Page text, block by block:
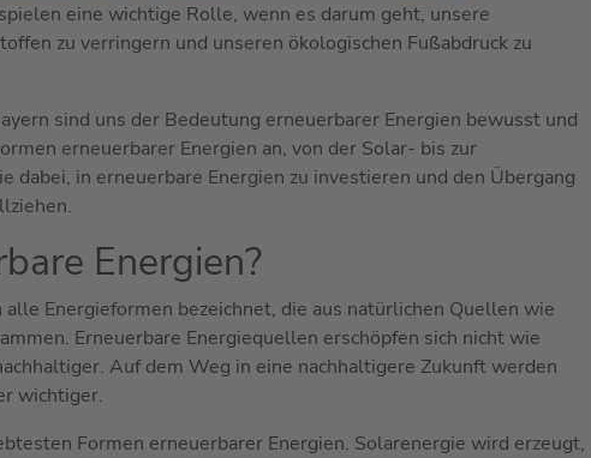
eine wichtige Rolle, wenn es darum geht, unsere
zu verringern und unseren ökologischen Fußabdruck zu
sind uns der Bedeutung erneuerbarer Energien bewusst und
erneuerbarer Energien an, von der Solar- bis zur
in erneuerbare Energien zu investieren und den Übergang
Energien?
Energieformen bezeichnet, die aus natürlichen Quellen wie
Erneuerbare Energiequellen erschöpfen sich nicht wie
Auf dem Weg in eine nachhaltigere Zukunft werden
wichtiger.
Formen erneuerbarer Energien. Solarenergie wird erzeugt,